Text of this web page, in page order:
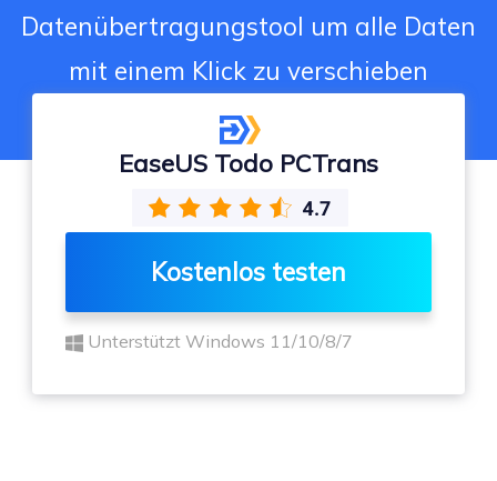
Datenübertragungstool um alle Daten
mit einem Klick zu verschieben
EaseUS Todo PCTrans
Kostenlos testen
Unterstützt Windows 11/10/8/7